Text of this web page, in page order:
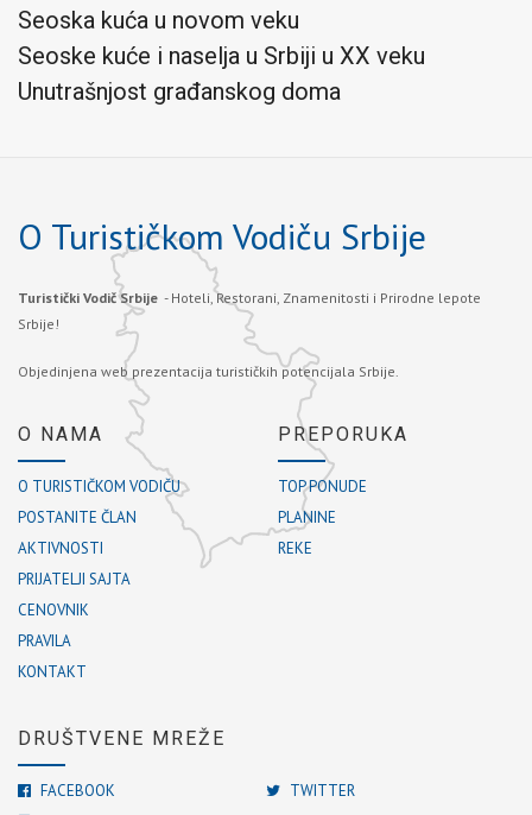
Seoska kuća u novom veku
Seoske kuće i naselja u Srbiji u XX veku
Unutrašnjost građanskog doma
O Turističkom Vodiču Srbije
Turistički Vodič Srbije - Hoteli, Restorani, Znamenitosti i Prirodne lepote
Srbije!
Objedinjena web prezentacija turističkih potencijala Srbije.
O NAMA
O TURISTIČKOM VODIČU
POSTANITE ČLAN
AKTIVNOSTI
PRIJATELJI SAJTA
CENOVNIK
PRAVILA
KONTAKT
PREPORUKA
TOP PONUDE
PLANINE
REKE
DRUŠTVENE MREŽE
FACEBOOK
TWITTER